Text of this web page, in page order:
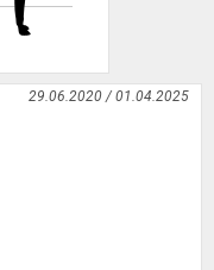
29.06.2020 / 01.04.2025